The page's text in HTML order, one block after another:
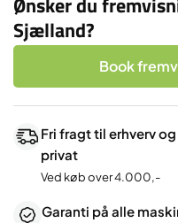
Sjælland?
Book
Fri fragt til erhverv og
privat
Ved køb over 4.000,-
Garanti på alle